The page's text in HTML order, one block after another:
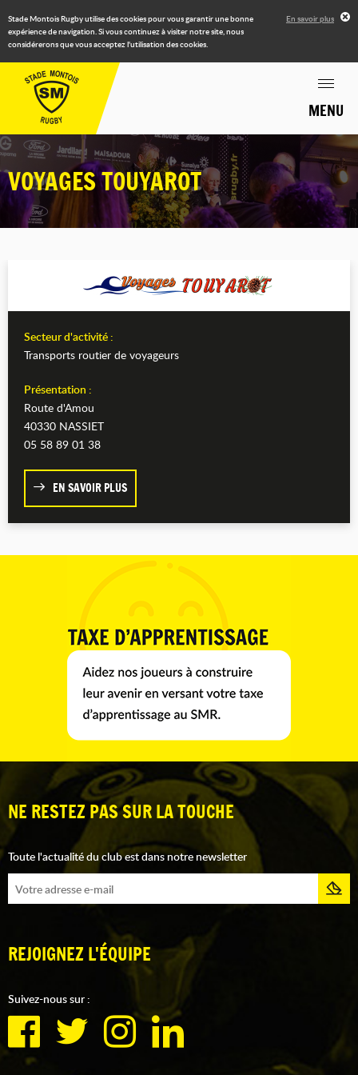
Stade Montois Rugby utilise des cookies pour vous garantir une bonne
expérience de navigation. Si vous continuez à visiter notre site, nous
considérerons que vous acceptez l'utilisation des cookies.
En savoir plus
MENU
VOYAGES TOUYAROT
Secteur d'activité :
Transports routier de voyageurs
Présentation :
Route d'Amou
40330 NASSIET
05 58 89 01 38
EN SAVOIR PLUS
NE RESTEZ PAS SUR LA TOUCHE
Toute l'actualité du club est dans notre newsletter
REJOIGNEZ L'ÉQUIPE
Suivez-nous sur :